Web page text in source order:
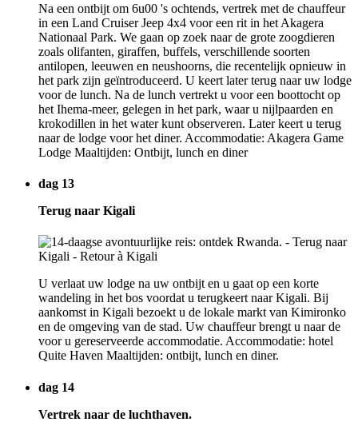
Na een ontbijt om 6u00 's ochtends, vertrek met de chauffeur
in een Land Cruiser Jeep 4x4 voor een rit in het Akagera
Nationaal Park. We gaan op zoek naar de grote zoogdieren
zoals olifanten, giraffen, buffels, verschillende soorten
antilopen, leeuwen en neushoorns, die recentelijk opnieuw in
het park zijn geïntroduceerd. U keert later terug naar uw lodge
voor de lunch. Na de lunch vertrekt u voor een boottocht op
het Ihema-meer, gelegen in het park, waar u nijlpaarden en
krokodillen in het water kunt observeren. Later keert u terug
naar de lodge voor het diner. Accommodatie: Akagera Game
Lodge Maaltijden: Ontbijt, lunch en diner
dag 13
Terug naar Kigali
U verlaat uw lodge na uw ontbijt en u gaat op een korte
wandeling in het bos voordat u terugkeert naar Kigali. Bij
aankomst in Kigali bezoekt u de lokale markt van Kimironko
en de omgeving van de stad. Uw chauffeur brengt u naar de
voor u gereserveerde accommodatie. Accommodatie: hotel
Quite Haven Maaltijden: ontbijt, lunch en diner.
dag 14
Vertrek naar de luchthaven.